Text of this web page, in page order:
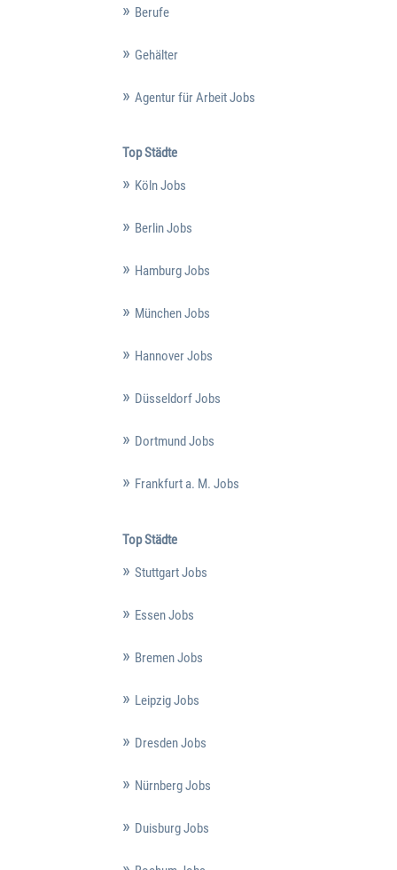
Berufe
Gehälter
Agentur für Arbeit Jobs
Top Städte
Köln Jobs
Berlin Jobs
Hamburg Jobs
München Jobs
Hannover Jobs
Düsseldorf Jobs
Dortmund Jobs
Frankfurt a. M. Jobs
Top Städte
Stuttgart Jobs
Essen Jobs
Bremen Jobs
Leipzig Jobs
Dresden Jobs
Nürnberg Jobs
Duisburg Jobs